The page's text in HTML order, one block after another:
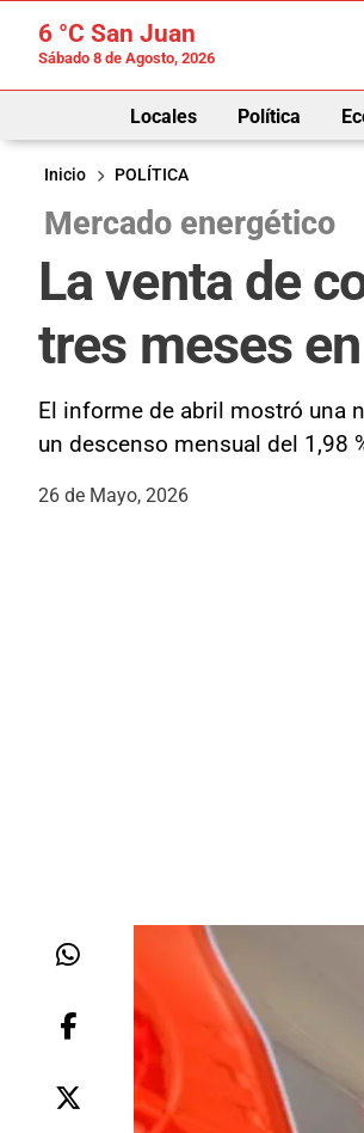
6 °C San Juan
Sábado 8 de Agosto, 2026
Locales Política
Inicio
POLÍTICA
Mercado energético
La venta de
tres meses
El informe de abril mostró una
un descenso mensual del 1,98
26 de Mayo, 2026